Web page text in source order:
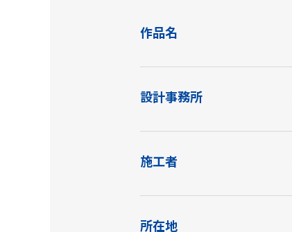
作品名
設計事務所
施工者
所在地